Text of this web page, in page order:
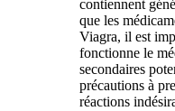
contiennent
que les
Viagra, il est
fonctionne le
secondaires
précautions à
réactions